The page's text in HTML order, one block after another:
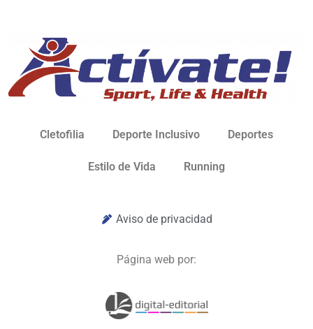
Cletofilia Deporte Inclusivo Deportes
Estilo de Vida Running
Aviso de privacidad
Página web por: